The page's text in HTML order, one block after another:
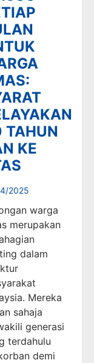
TAHUN
KE
2025
warga
merupakan
dalam
Mereka
sahaja
generasi
terdahulu
demi